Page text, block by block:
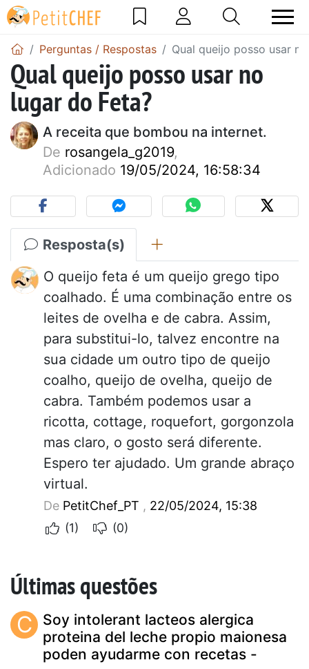
Perguntas / Respostas Qual queijo posso usar
Qual queijo posso usar no
lugar do Feta?
A receita que bombou na internet.
De rosangela_g2019,
Adicionado 19/05/2024, 16:58:34
Resposta(s)
O queijo feta é um queijo grego tipo
coalhado. É uma combinação entre os
leites de ovelha e de cabra. Assim,
para substitui-lo, talvez encontre na
sua cidade um outro tipo de queijo
coalho, queijo de ovelha, queijo de
cabra. Também podemos usar a
ricotta, cottage, roquefort, gorgonzola
mas claro, o gosto será diferente.
Espero ter ajudado. Um grande abraço
virtual.
De PetitChef_PT , 22/05/2024, 15:38
(1)
(0)
Últimas questões
C
Soy intolerant lacteos alergica
proteina del leche propio maionesa
poden ayudarme con recetas -